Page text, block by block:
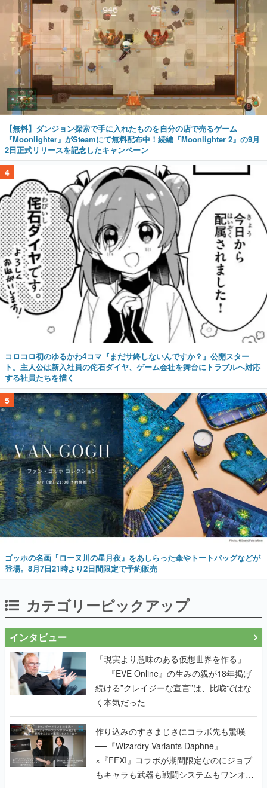
【無料】ダンジョン探索で手に入れたものを自分の店で売るゲーム
『Moonlighter』がSteamにて無料配布中！続編『Moonlighter 2』の9月
2日正式リリースを記念したキャンペーン
4
コロコロ初のゆるかわ4コマ『まだサ終しないんですか？』公開スター
ト。主人公は新入社員の侘石ダイヤ、ゲーム会社を舞台にトラブルへ対応
する社員たちを描く
5
ゴッホの名画『ローヌ川の星月夜』をあしらった傘やトートバッグなどが
登場。8月7日21時より2日間限定で予約販売
カテゴリーピックアップ
インタビュー
「現実より意味のある仮想世界を作る」
──『EVE Online』の生みの親が18年掲げ
続ける”クレイジーな宣言”は、比喩ではな
く本気だった
作り込みのすさまじさにコラボ先も驚嘆
──『Wizardry Variants Daphne』
×『FFXI』コラボが期間限定なのにジョブ
もキャラも武器も戦闘システムもワンオフ